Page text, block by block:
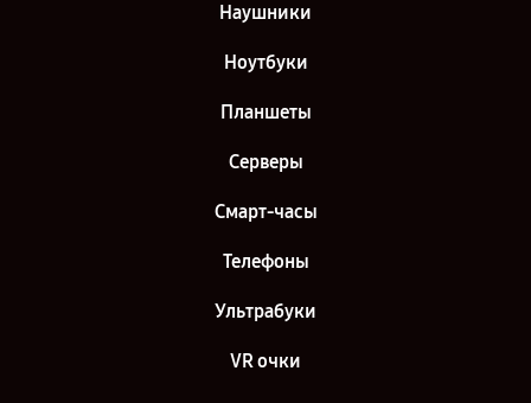
Наушники
Ноутбуки
Планшеты
Серверы
Смарт-часы
Телефоны
Ультрабуки
VR очки